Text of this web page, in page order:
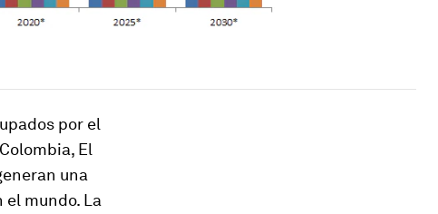
por el
El
una
mundo. La